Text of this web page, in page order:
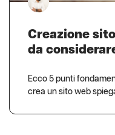
Creazione
da
Ecco 5 punti
crea un sito web